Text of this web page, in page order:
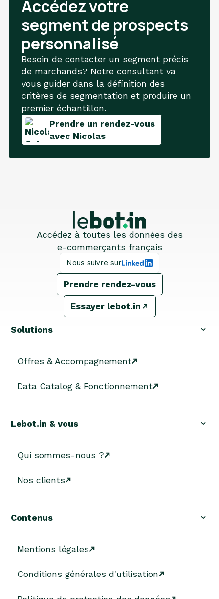
Accédez votre
segment de prospects
personnalisé
Besoin de contacter un segment précis
de marchands? Notre consultant va
vous guider dans la définition des
critères de segmentation et produire un
premier échantillon.
Prendre un rendez-vous
avec Nicolas
Accédez à toutes les données des
e-commerçants français
Nous suivre sur
Prendre rendez-vous
Essayer lebot.in
Solutions
Offres & Accompagnement
Data Catalog & Fonctionnement
Lebot.in & vous
Qui sommes-nous ?
Nos clients
Contenus
Mentions légales
Conditions générales d'utilisation